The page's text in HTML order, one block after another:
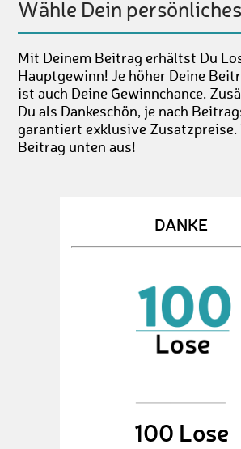
Wähle Dein
Mit Deinem Beitrag erhältst Du
Hauptgewinn! Je höher Deine
ist auch Deine Gewinnchance.
Du als Dankeschön, je nach
garantiert exklusive Zusatzpreise.
Beitrag unten aus!
DANKE
100 Lose